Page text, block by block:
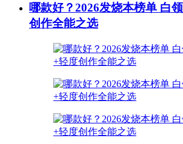
哪款好？2026发烧本榜单 白
创作全能之选